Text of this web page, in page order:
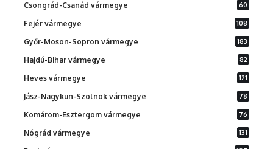
Csongrád-Csanád vármegye 60
Fejér vármegye 108
Győr-Moson-Sopron vármegye 183
Hajdú-Bihar vármegye 82
Heves vármegye 121
Jász-Nagykun-Szolnok vármegye 78
Komárom-Esztergom vármegye 76
Nógrád vármegye 131